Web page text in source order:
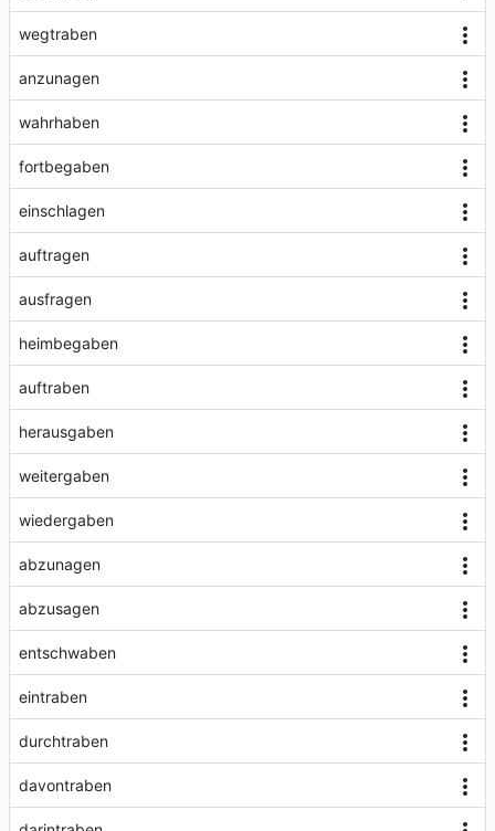
wegtraben
anzunagen
wahrhaben
fortbegaben
einschlagen
auftragen
ausfragen
heimbegaben
auftraben
herausgaben
weitergaben
wiedergaben
abzunagen
abzusagen
entschwaben
eintraben
durchtraben
davontraben